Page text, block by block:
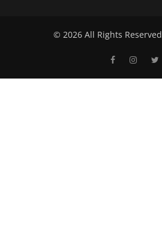
© 2026 All Rights Reserved